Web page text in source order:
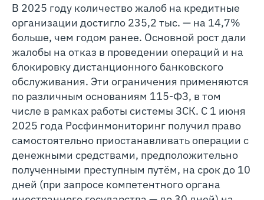
В 2025 году количество жалоб на кредитные
организации достигло 235,2 тыс. — на 14,7%
больше, чем годом ранее. Основной рост дали
жалобы на отказ в проведении операций и на
блокировку дистанционного банковского
обслуживания. Эти ограничения применяются
по различным основаниям 115‑ФЗ, в том
числе в рамках работы системы ЗСК. С 1 июня
2025 года Росфинмониторинг получил право
самостоятельно приостанавливать операции с
денежными средствами, предположительно
полученными преступным путём, на срок до 10
дней (при запросе компетентного органа